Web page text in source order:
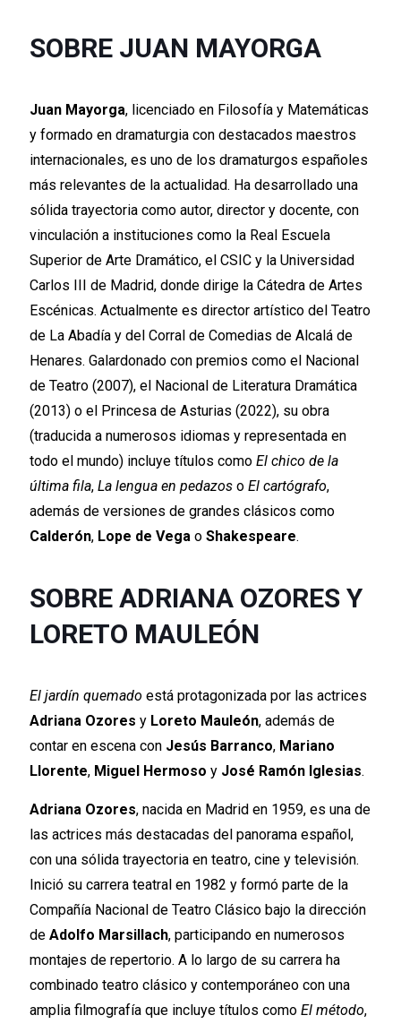
SOBRE JUAN MAYORGA
Juan Mayorga, licenciado en Filosofía y Matemáticas
y formado en dramaturgia con destacados maestros
internacionales, es uno de los dramaturgos españoles
más relevantes de la actualidad. Ha desarrollado una
sólida trayectoria como autor, director y docente, con
vinculación a instituciones como la Real Escuela
Superior de Arte Dramático, el CSIC y la Universidad
Carlos III de Madrid, donde dirige la Cátedra de Artes
Escénicas. Actualmente es director artístico del Teatro
de La Abadía y del Corral de Comedias de Alcalá de
Henares. Galardonado con premios como el Nacional
de Teatro (2007), el Nacional de Literatura Dramática
(2013) o el Princesa de Asturias (2022), su obra
(traducida a numerosos idiomas y representada en
todo el mundo) incluye títulos como El chico de la
última fila, La lengua en pedazos o El cartógrafo,
además de versiones de grandes clásicos como
Calderón, Lope de Vega o Shakespeare.
SOBRE ADRIANA OZORES Y
LORETO MAULEÓN
El jardín quemado está protagonizada por las actrices
Adriana Ozores y Loreto Mauleón, además de
contar en escena con Jesús Barranco, Mariano
Llorente, Miguel Hermoso y José Ramón Iglesias.
Adriana Ozores, nacida en Madrid en 1959, es una de
las actrices más destacadas del panorama español,
con una sólida trayectoria en teatro, cine y televisión.
Inició su carrera teatral en 1982 y formó parte de la
Compañía Nacional de Teatro Clásico bajo la dirección
de Adolfo Marsillach, participando en numerosos
montajes de repertorio. A lo largo de su carrera ha
combinado teatro clásico y contemporáneo con una
amplia filmografía que incluye títulos como El método,